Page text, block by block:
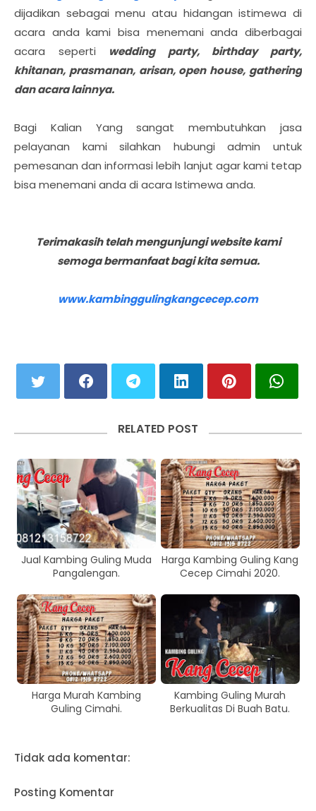
dijadikan sebagai menu atau hidangan istimewa di
acara anda kami bisa menemani anda diberbagai
acara seperti wedding party, birthday party,
khitanan, prasmanan, arisan, open house, gathering
dan acara lainnya.
Bagi Kalian Yang sangat membutuhkan jasa
pelayanan kami silahkan hubungi admin untuk
pemesanan dan informasi lebih lanjut agar kami tetap
bisa menemani anda di acara Istimewa anda.
Terimakasih telah mengunjungi website kami
semoga bermanfaat bagi kita semua.
www.kambinggulingkangcecep.com
RELATED POST
Jual Kambing Guling Muda
Pangalengan.
Harga Kambing Guling Kang
Cecep Cimahi 2020.
Harga Murah Kambing
Guling Cimahi.
Kambing Guling Murah
Berkualitas Di Buah Batu.
Tidak ada komentar:
Posting Komentar